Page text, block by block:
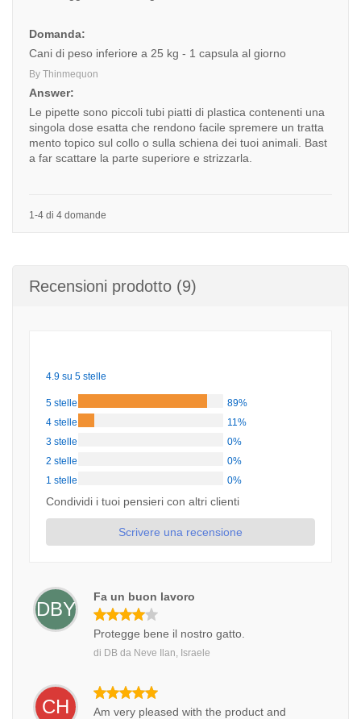
Domanda:
Cani di peso inferiore a 25 kg - 1 capsula al giorno
By Thinmequon
Answer:
Le pipette sono piccoli tubi piatti di plastica contenenti una
singola dose esatta che rendono facile spremere un tratta
mento topico sul collo o sulla schiena dei tuoi animali. Bast
a far scattare la parte superiore e strizzarla.
1-4 di 4 domande
Recensioni prodotto (9)
4.9 su 5 stelle
5 stelle
89%
4 stelle
11%
3 stelle
0%
2 stelle
0%
1 stelle
0%
Condividi i tuoi pensieri con altri clienti
Scrivere una recensione
DBY
Fa un buon lavoro
Protegge bene il nostro gatto.
di DB da Neve Ilan, Israele
CH
Am very pleased with the product and